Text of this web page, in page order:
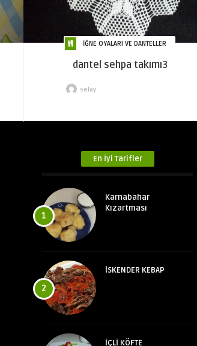
İĞNE OYALARI VE DANTELLER
dantel sehpa takımı3
selay
En İyi Tarifler
1
Karnabahar
Kızartması
2
İSKENDER KEBAP
İÇLİ KÖFTE